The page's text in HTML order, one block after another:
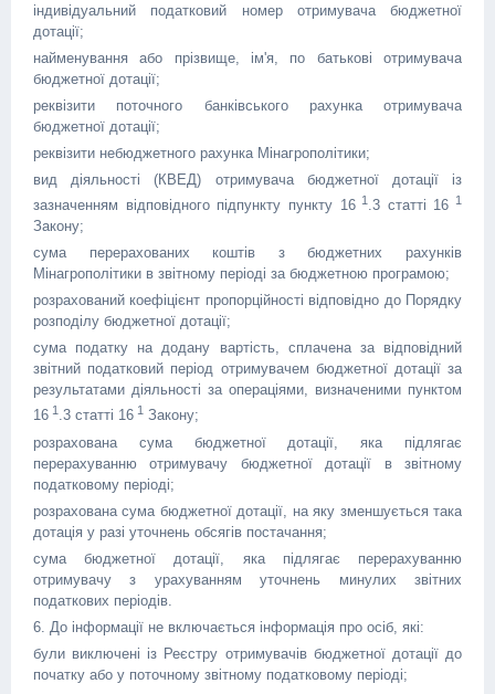
індивідуальний податковий номер отримувача бюджетної
дотації;
найменування або прізвище, ім'я, по батькові отримувача
бюджетної дотації;
реквізити поточного банківського рахунка отримувача
бюджетної дотації;
реквізити небюджетного рахунка Мінагрополітики;
вид діяльності (КВЕД) отримувача бюджетної дотації із
зазначенням відповідного підпункту пункту 161 .3 статті 16 1
Закону;
сума перерахованих коштів з бюджетних рахунків
Мінагрополітики в звітному періоді за бюджетною програмою;
розрахований коефіцієнт пропорційності відповідно до Порядку
розподілу бюджетної дотації;
сума податку на додану вартість, сплачена за відповідний
звітний податковий період отримувачем бюджетної дотації за
результатами діяльності за операціями, визначеними пунктом
16 1 .3 статті 16 1 Закону;
розрахована сума бюджетної дотації, яка підлягає
перерахуванню отримувачу бюджетної дотації в звітному
податковому періоді;
розрахована сума бюджетної дотації, на яку зменшується така
дотація у разі уточнень обсягів постачання;
сума бюджетної дотації, яка підлягає перерахуванню
отримувачу з урахуванням уточнень минулих звітних
податкових періодів.
6. До інформації не включається інформація про осіб, які:
були виключені із Реєстру отримувачів бюджетної дотації до
початку або у поточному звітному податковому періоді;